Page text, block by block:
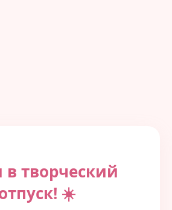
творческий
☀️